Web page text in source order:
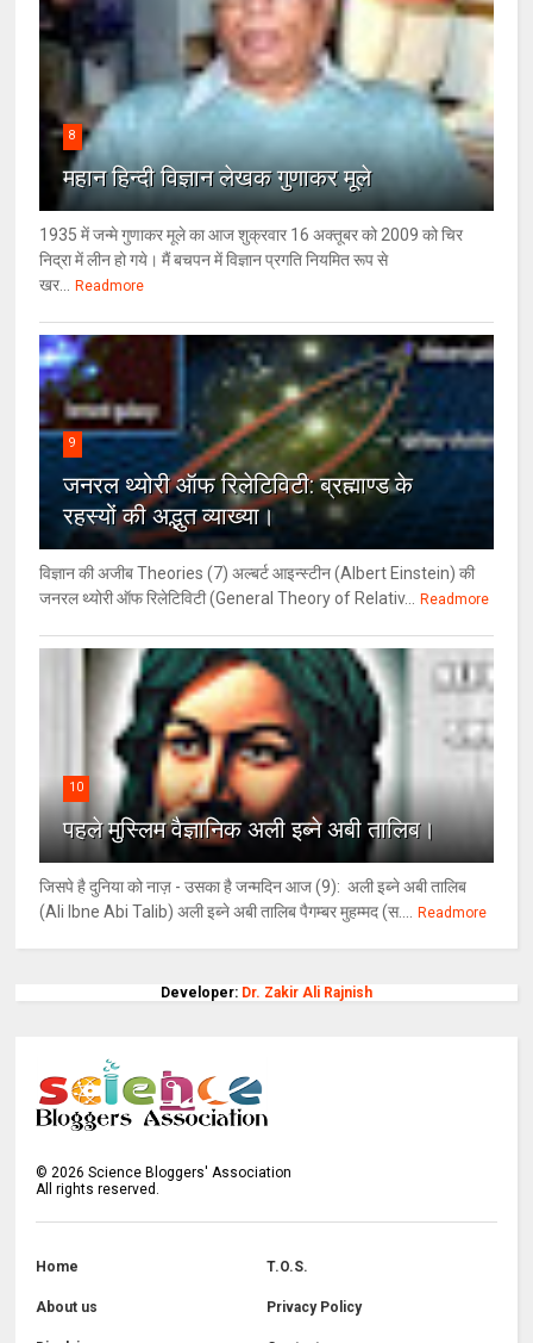
8
महान हिन्दी विज्ञान लेखक गुणाकर मूले
1935 में जन्मे गुणाकर मूले का आज शुक्रवार 16 अक्तूबर को 2009 को चिर
निद्रा में लीन हो गये। मैं बचपन में विज्ञान प्रगति नियमित रूप से
खर...
Readmore
9
जनरल थ्‍योरी ऑफ रिलेटिविटी: ब्रह्माण्‍ड के
रहस्‍यों की अद्भुत व्‍याख्‍या।
विज्ञान की अजीब Theories (7) अल्‍बर्ट आइन्स्टीन (Albert Einstein) की
जनरल थ्योरी ऑफ रिलेटिविटी (General Theory of Relativ...
Readmore
10
पहले मुस्लिम वैज्ञानिक अली इब्ने अबी तालिब।
जिसपे है दुनिया को नाज़ - उसका है जन्मदिन आज (9): अली इब्ने अबी तालिब
(Ali Ibne Abi Talib) अली इब्ने अबी तालिब पैगम्बर मुहम्मद (स....
Readmore
Developer: Dr. Zakir Ali Rajnish
©2026 Science Bloggers' Association
All rights reserved.
Home T.O.S.
About us Privacy Policy